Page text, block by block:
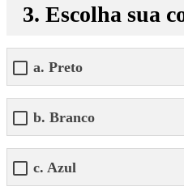
3. Escolha sua
a. Preto
b. Branco
c. Azul